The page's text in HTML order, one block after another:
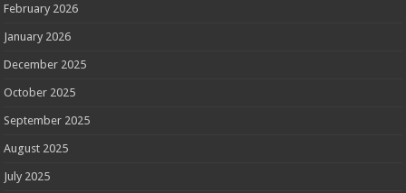
February 2026
January 2026
December 2025
October 2025
September 2025
August 2025
July 2025